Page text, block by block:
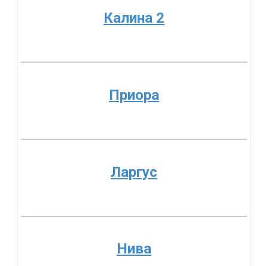
Калина 2
Приора
Ларгус
Нива